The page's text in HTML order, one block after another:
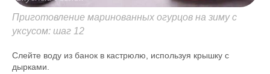
Приготовление маринованных огурцов на зиму с
уксусом: шаг 12
Слейте воду из банок в кастрюлю, используя крышку с
дырками.